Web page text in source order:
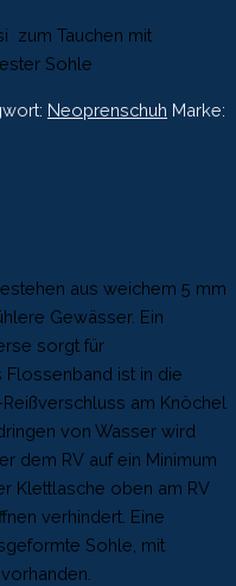
zum Tauchen mit
Sohle
Neoprenschuh Marke:
aus weichem 5 mm
Gewässer. Ein
sorgt für
Flossenband ist in die
am Knöchel
von Wasser wird
dem RV auf ein Minimum
Klettlasche oben am RV
verhindert. Eine
Sohle, mit